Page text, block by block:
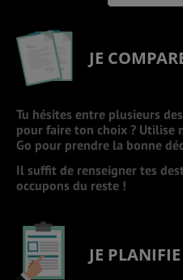
JE
Tu hésites entre plusieurs
pour faire ton choix ? Utilise
Go pour prendre la bonne
Il suffit de renseigner tes
occupons du reste !
JE PLANIFIE